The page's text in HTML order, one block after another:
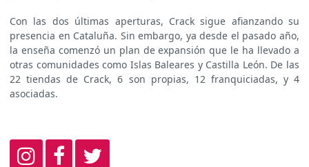
Con las dos últimas aperturas, Crack sigue afianzando su
presencia en Cataluña. Sin embargo, ya desde el pasado año,
la enseña comenzó un plan de expansión que le ha llevado a
otras comunidades como Islas Baleares y Castilla León. De las
22 tiendas de Crack, 6 son propias, 12 franquiciadas, y 4
asociadas.